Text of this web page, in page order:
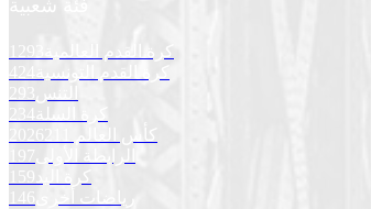
فئة شعبية
كرة القدم العالمية
1293
كرة القدم التونسية
424
التنس
293
كرة السلة234
كأس العالم 2026
الرابطة الأولى 197
كرة اليد 159
رياضات أخرى 146